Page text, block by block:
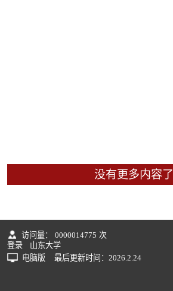
没有更多内容了
访问量： 0000014775 次
登录
山东大学
电脑版
最后更新时间： 2026 2 24